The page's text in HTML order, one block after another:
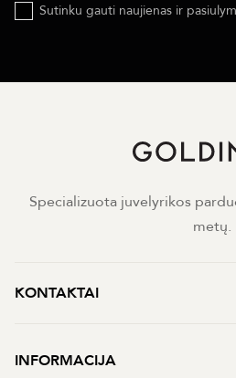
Sutinku gauti naujienas ir
Specializuota juvelyrikos
metų.
KONTAKTAI
INFORMACIJA